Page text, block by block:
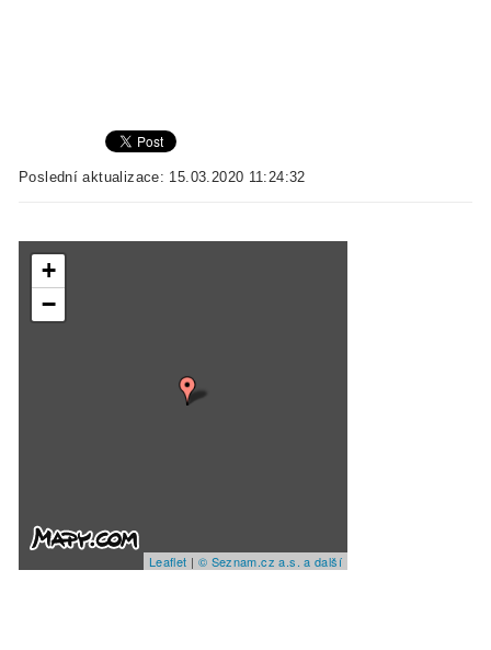
Poslední aktualizace: 15.03.2020 11:24:32
+
−
Leaflet | © Seznam.cz a.s. a další